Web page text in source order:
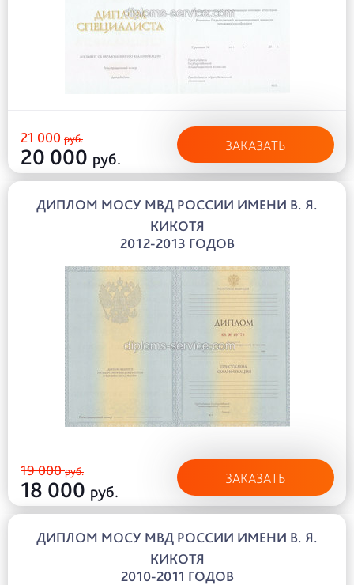
21 000руб.
20 000 руб.
ЗАКАЗАТЬ
ДИПЛОМ МОСУ МВД РОССИИ ИМЕНИ В. Я.
КИКОТЯ
2012-2013 ГОДОВ
19 000руб.
18 000 руб.
ЗАКАЗАТЬ
ДИПЛОМ МОСУ МВД РОССИИ ИМЕНИ В. Я.
КИКОТЯ
2010-2011 ГОДОВ